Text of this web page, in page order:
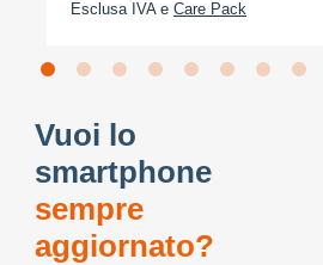
Esclusa IVA e Care Pack
Vuoi lo
smartphone
sempre
aggiornato?